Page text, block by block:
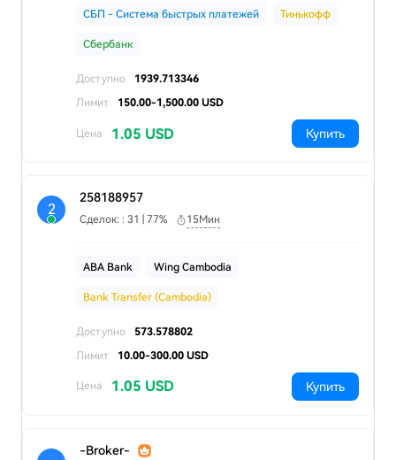
СБП - Система быстрых платежей Тинькофф
Сбербанк
Доступно
1939.713346
Лимит
150.00-1,500.00 USD
Цена 1.05 USD Купить
2
258188957
Сделок: : 31 | 77% 15Мин
ABA Bank Wing Cambodia
Bank Transfer (Cambodia)
Доступно
573.578802
Лимит
10.00-300.00 USD
Цена 1.05 USD Купить
-Broker-